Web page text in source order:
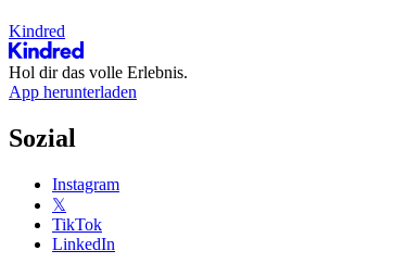
Kindred
Hol dir das volle Erlebnis.
App herunterladen
Sozial
Instagram
𝕏
TikTok
LinkedIn